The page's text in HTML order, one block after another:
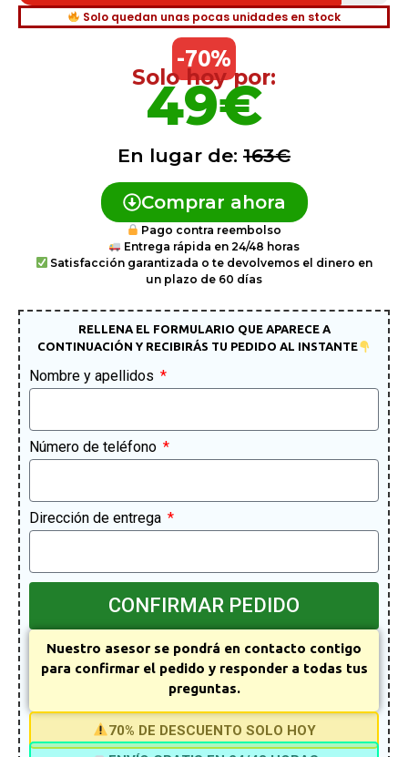
Solo quedan unas pocas unidades en stock
-70%
Solo hoy por:
49€
En lugar de: 163€
Comprar ahora
Pago contra reembolso
Entrega rápida en 24/48 horas
Satisfacción garantizada o te devolvemos el dinero en
un plazo de 60 días
RELLENA EL FORMULARIO QUE APARECE A
CONTINUACIÓN Y RECIBIRÁS TU PEDIDO AL INSTANTE
Nombre y apellidos
Número de teléfono
Dirección de entrega
CONFIRMAR PEDIDO
Nuestro asesor se pondrá en contacto contigo
para confirmar el pedido y responder a todas tus
preguntas.
70% DE DESCUENTO SOLO HOY